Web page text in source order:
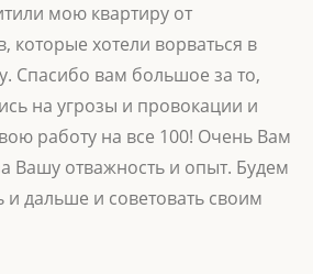
мою квартиру от
которые хотели ворваться в
Спасибо вам большое за то,
на угрозы и провокации и
работу на все 100! Очень Вам
Вашу отважность и опыт. Будем
и дальше и советовать своим